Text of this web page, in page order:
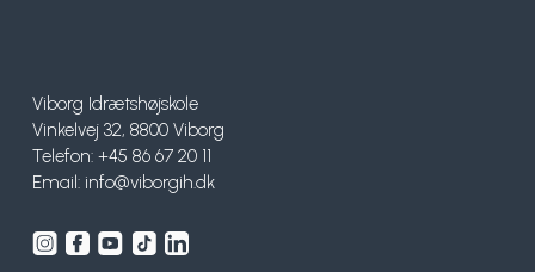
Viborg Idrætshøjskole
Vinkelvej 32, 8800 Viborg
Telefon: +45 86 67 20 11
Email: info@viborgih.dk